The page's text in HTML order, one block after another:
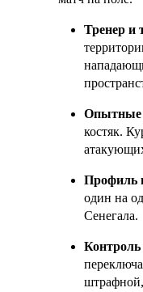
Тренер и
Опытные
костяк.
Профиль
один на
Сенегала.
Контроль